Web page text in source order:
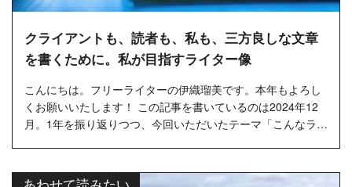
クライアントも、読者も、私も、三方良しな文章
を書くために。私が目指すライター像
こんにちは。フリーライターの伊織瑠美です。本年もよろし
くお願いいたします！ この記事を書いているのは2024年12
月。1年を振り返りつつ、今回いただいたテーマ「こんなライ